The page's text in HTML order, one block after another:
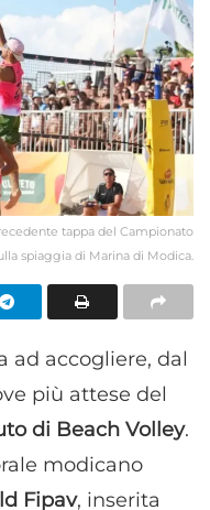
tappa del Campionato
spiaggia di Marina di Modica.
ad accogliere, dal
più attese del
di Beach Volley.
modicano
Fipav, inserita